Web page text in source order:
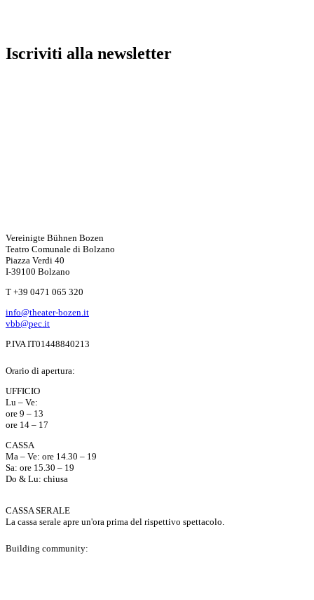
Iscriviti alla newsletter
Vereinigte Bühnen Bozen
Teatro Comunale di Bolzano
Piazza Verdi 40
I-39100 Bolzano
T +39 0471 065 320
info@theater-bozen.it
vbb@pec.it
P.IVA IT01448840213
Orario di apertura:
UFFICIO
Lu – Ve:
ore 9 – 13
ore 14 – 17
CASSA
Ma – Ve: ore 14.30 – 19
Sa: ore 15.30 – 19
Do & Lu: chiusa
CASSA SERALE
La cassa serale apre un'ora prima del rispettivo spettacolo.
Building community: